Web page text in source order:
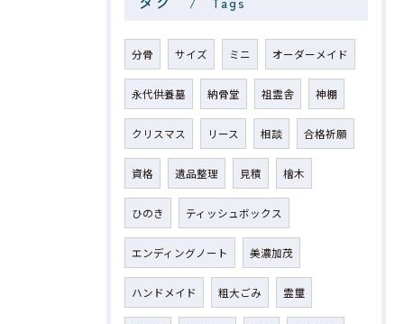
分骨 サイズ ミニ オーダーメイド
永代供養墓 納骨堂 祖霊舎 神棚
クリスマス リース 相談 合格祈願
資格 遺品整理 見積 檜木
ひのき ティッシュボックス
エンディングノート 美濃加茂
ハンドメイド 粗大ごみ 霊璽